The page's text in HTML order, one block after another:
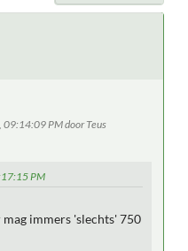
09:14:09 PM door Teus
PM
immers 'slechts' 750